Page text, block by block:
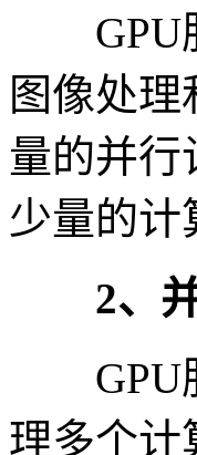
GPU服
图像处
量的并行
少量的计
2、
GPU服
理多个计